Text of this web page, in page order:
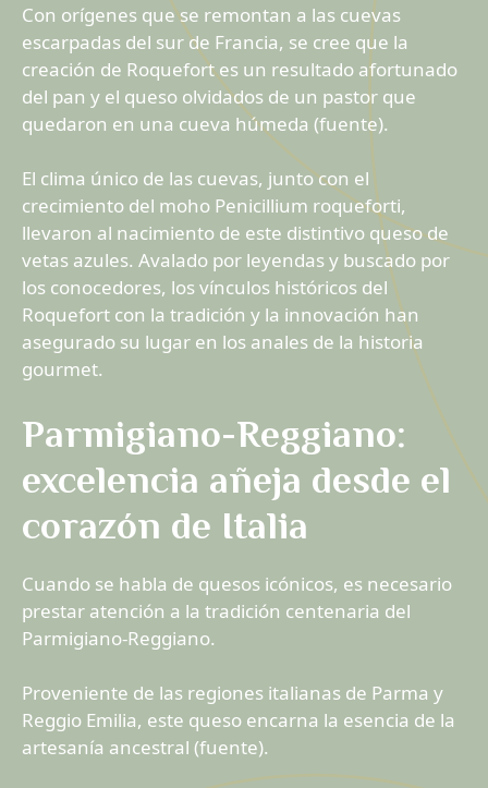
Con orígenes que se remontan a las cuevas
escarpadas del sur de Francia, se cree que la
creación de Roquefort es un resultado afortunado
del pan y el queso olvidados de un pastor que
quedaron en una cueva húmeda (fuente).
El clima único de las cuevas, junto con el
crecimiento del moho Penicillium roqueforti,
llevaron al nacimiento de este distintivo queso de
vetas azules. Avalado por leyendas y buscado por
los conocedores, los vínculos históricos del
Roquefort con la tradición y la innovación han
asegurado su lugar en los anales de la historia
gourmet.
Parmigiano-Reggiano:
excelencia añeja desde el
corazón de Italia
Cuando se habla de quesos icónicos, es necesario
prestar atención a la tradición centenaria del
Parmigiano-Reggiano.
Proveniente de las regiones italianas de Parma y
Reggio Emilia, este queso encarna la esencia de la
artesanía ancestral (fuente).